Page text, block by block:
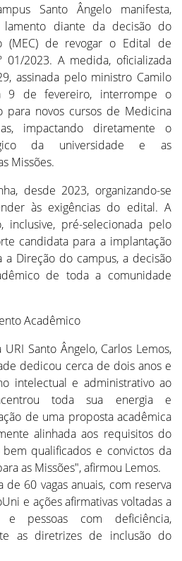
Santo Ângelo manifesta,
lamento diante da decisão do
(MEC) de revogar o Edital de
01/2023. A medida, oficializada
assinada pelo ministro Camilo
9 de fevereiro, interrompe o
para novos cursos de Medicina
impactando diretamente o
da universidade e as
Missões.
desde 2023, organizando-se
às exigências do edital. A
inclusive, pré-selecionada pelo
candidata para a implantação
a Direção do campus, a decisão
de toda a comunidade
Acadêmico
Santo Ângelo, Carlos Lemos,
dedicou cerca de dois anos e
intelectual e administrativo ao
toda sua energia e
de uma proposta acadêmica
alinhada aos requisitos do
qualificados e convictos da
as Missões", afirmou Lemos.
60 vagas anuais, com reserva
e ações afirmativas voltadas a
e pessoas com deficiência,
as diretrizes de inclusão do